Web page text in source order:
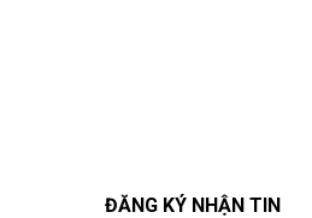
ĐĂNG KÝ NHẬN TIN